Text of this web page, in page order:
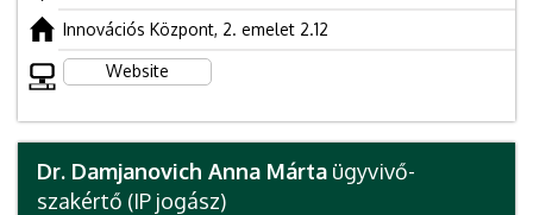
Innovációs Központ, 2. emelet 2.12
Website
Dr. Damjanovich Anna Márta ügyvivő-
szakértő (IP jogász)